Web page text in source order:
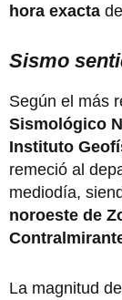
hora exacta
Sismo
Según el más
Sismológico
Instituto
remeció al
mediodía,
noroeste de
La magnitud